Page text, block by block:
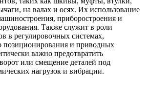
на валах и осях. Их использование
приборостроения и
Также служит в роли
в регулировочных системах,
позиционирования и приводных
важно предотвратить
или смещение деталей под
нагрузок и вибрации.